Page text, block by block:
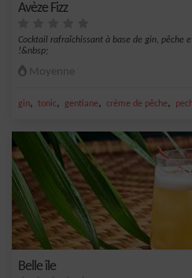
Avèze Fizz
Cocktail rafraîchissant à base de gin, pêche
!&nbsp;
Moyenne
gin, tonic, gentiane, crème de pêche,
Belle île